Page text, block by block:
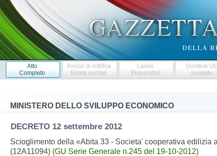
Atto
Completo
Avviso di rettifica
Errata corrige
Lavori
Preparatori
Direttive
recepite
MINISTERO DELLO SVILUPPO ECONOMICO
DECRETO 12 settembre 2012
Scioglimento della «Abita 33 - Societa' cooperativa edilizia
(12A11094) (GU Serie Generale n.245 del 19-10-2012)